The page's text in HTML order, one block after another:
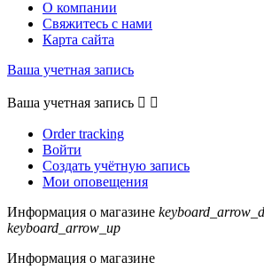
О компании
Свяжитесь с нами
Карта сайта
Ваша учетная запись
Ваша учетная запись  
Order tracking
Войти
Создать учётную запись
Мои оповещения
Информация о магазине
keyboard_arrow_up
Информация о магазине